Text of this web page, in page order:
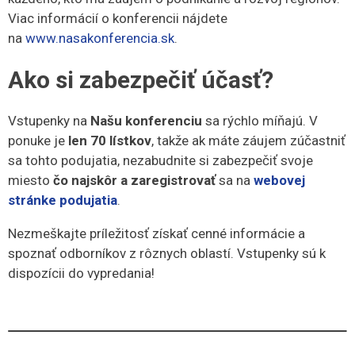
Viac informácií o konferencii nájdete
na www.nasakonferencia.sk.
Ako si zabezpečiť účasť?
Vstupenky na Našu konferenciu sa rýchlo míňajú. V
ponuke je len 70 lístkov, takže ak máte záujem zúčastniť
sa tohto podujatia, nezabudnite si zabezpečiť svoje
miesto čo najskôr a zaregistrovaťsa na webovej
stránke podujatia.
Nezmeškajte príležitosť získať cenné informácie a
spoznať odborníkov z rôznych oblastí. Vstupenky sú k
dispozícii do vypredania!